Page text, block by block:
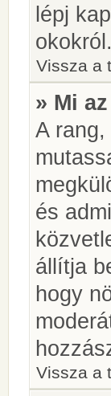
lépj
okokról.
Vissza a
» Mi
A
és
állítja
hogy
Vissza a